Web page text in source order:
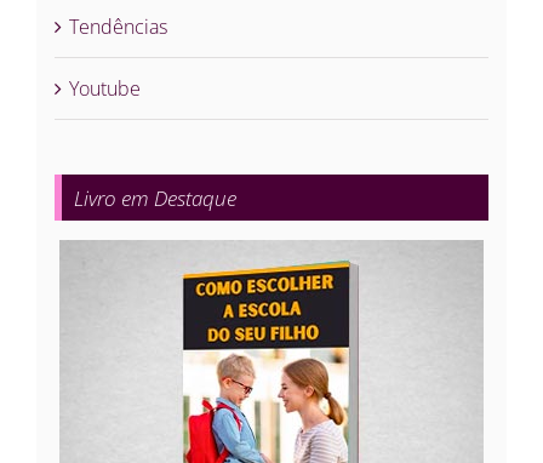
Tendências
Youtube
Livro em Destaque